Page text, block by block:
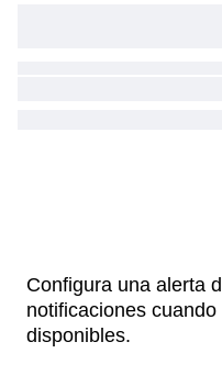
Configura una alerta
notificaciones
disponibles.